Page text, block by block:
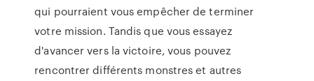
qui pourraient vous empêcher de terminer
votre mission. Tandis que vous essayez
d'avancer vers la victoire, vous pouvez
rencontrer différents monstres et autres